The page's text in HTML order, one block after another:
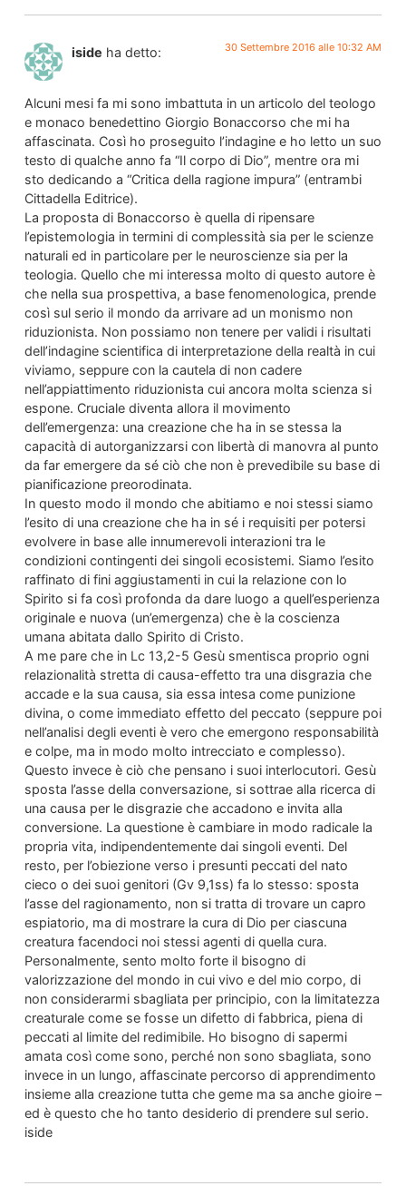
iside ha detto: 30 Settembre 2016 alle 10:32 AM
Alcuni mesi fa mi sono imbattuta in un articolo del teologo
e monaco benedettino Giorgio Bonaccorso che mi ha
affascinata. Così ho proseguito l’indagine e ho letto un suo
testo di qualche anno fa “Il corpo di Dio”, mentre ora mi
sto dedicando a “Critica della ragione impura” (entrambi
Cittadella Editrice).
La proposta di Bonaccorso è quella di ripensare
l’epistemologia in termini di complessità sia per le scienze
naturali ed in particolare per le neuroscienze sia per la
teologia. Quello che mi interessa molto di questo autore è
che nella sua prospettiva, a base fenomenologica, prende
così sul serio il mondo da arrivare ad un monismo non
riduzionista. Non possiamo non tenere per validi i risultati
dell’indagine scientifica di interpretazione della realtà in cui
viviamo, seppure con la cautela di non cadere
nell’appiattimento riduzionista cui ancora molta scienza si
espone. Cruciale diventa allora il movimento
dell’emergenza: una creazione che ha in se stessa la
capacità di autorganizzarsi con libertà di manovra al punto
da far emergere da sé ciò che non è prevedibile su base di
pianificazione preorodinata.
In questo modo il mondo che abitiamo e noi stessi siamo
l’esito di una creazione che ha in sé i requisiti per potersi
evolvere in base alle innumerevoli interazioni tra le
condizioni contingenti dei singoli ecosistemi. Siamo l’esito
raffinato di fini aggiustamenti in cui la relazione con lo
Spirito si fa così profonda da dare luogo a quell’esperienza
originale e nuova (un’emergenza) che è la coscienza
umana abitata dallo Spirito di Cristo.
A me pare che in Lc 13,2-5 Gesù smentisca proprio ogni
relazionalità stretta di causa-effetto tra una disgrazia che
accade e la sua causa, sia essa intesa come punizione
divina, o come immediato effetto del peccato (seppure poi
nell’analisi degli eventi è vero che emergono responsabilità
e colpe, ma in modo molto intrecciato e complesso).
Questo invece è ciò che pensano i suoi interlocutori. Gesù
sposta l’asse della conversazione, si sottrae alla ricerca di
una causa per le disgrazie che accadono e invita alla
conversione. La questione è cambiare in modo radicale la
propria vita, indipendentemente dai singoli eventi. Del
resto, per l’obiezione verso i presunti peccati del nato
cieco o dei suoi genitori (Gv 9,1ss) fa lo stesso: sposta
l’asse del ragionamento, non si tratta di trovare un capro
espiatorio, ma di mostrare la cura di Dio per ciascuna
creatura facendoci noi stessi agenti di quella cura.
Personalmente, sento molto forte il bisogno di
valorizzazione del mondo in cui vivo e del mio corpo, di
non considerarmi sbagliata per principio, con la limitatezza
creaturale come se fosse un difetto di fabbrica, piena di
peccati al limite del redimibile. Ho bisogno di sapermi
amata così come sono, perché non sono sbagliata, sono
invece in un lungo, affascinate percorso di apprendimento
insieme alla creazione tutta che geme ma sa anche gioire –
ed è questo che ho tanto desiderio di prendere sul serio.
iside